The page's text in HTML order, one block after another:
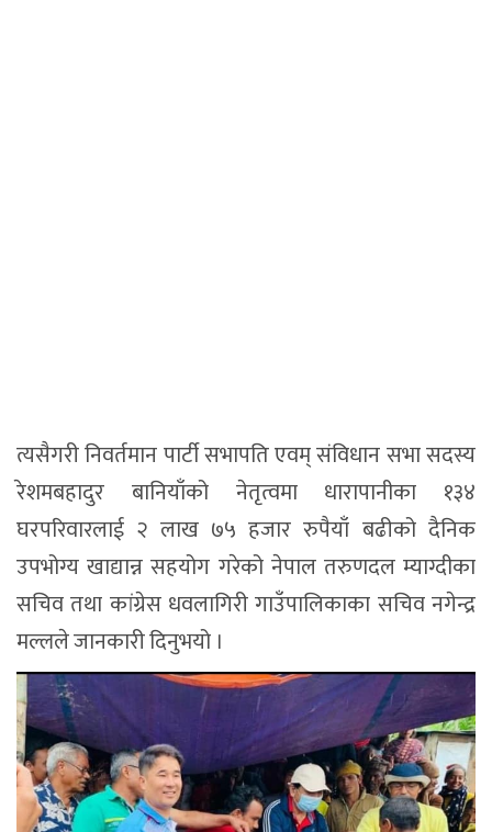
त्यसैगरी निवर्तमान पार्टी सभापति एवम् संविधान सभा सदस्य
रेशमबहादुर बानियाँको नेतृत्वमा धारापानीका १३४
घरपरिवारलाई २ लाख ७५ हजार रुपैयाँ बढीको दैनिक
उपभोग्य खाद्यान्न सहयोग गरेको नेपाल तरुणदल म्याग्दीका
सचिव तथा कांग्रेस धवलागिरी गाउँपालिकाका सचिव नगेन्द्र
मल्लले जानकारी दिनुभयो ।